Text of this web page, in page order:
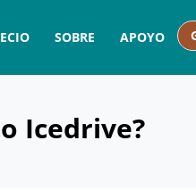
SOBRE APOYO
Icedrive?